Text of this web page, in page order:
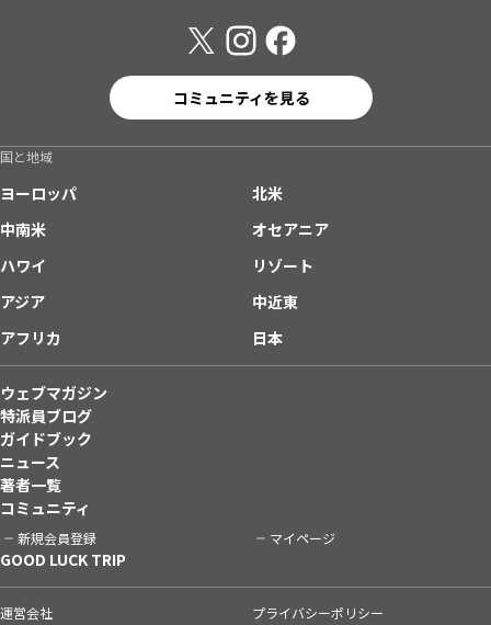
コミュニティを見る
国と地域
ヨーロッパ
北米
中南米
オセアニア
ハワイ
リゾート
アジア
中近東
アフリカ
日本
ウェブマガジン
特派員ブログ
ガイドブック
ニュース
著者一覧
コミュニティ
新規会員登録 マイページ
GOOD LUCK TRIP
運営会社 プライバシーポリシー